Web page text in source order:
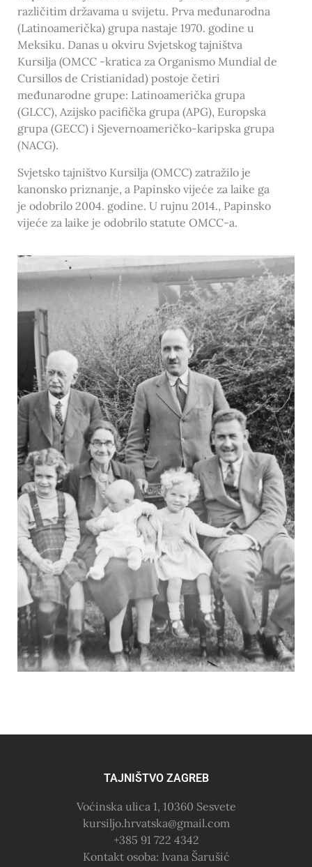
različitim državama u svijetu. Prva međunarodna
(Latinoamerička) grupa nastaje 1970. godine u
Meksiku. Danas u okviru Svjetskog tajništva
Kursilja (OMCC -kratica za Organismo Mundial de
Cursillos de Cristianidad) postoje četiri
međunarodne grupe: Latinoamerička grupa
(GLCC), Azijsko pacifička grupa (APG), Europska
grupa (GECC) i Sjevernoameričko-karipska grupa
(NACG).
Svjetsko tajništvo Kursilja (OMCC) zatražilo je
kanonsko priznanje, a Papinsko vijeće za laike ga
je odobrilo 2004. godine. U rujnu 2014., Papinsko
vijeće za laike je odobrilo statute OMCC-a.
TAJNIŠTVO ZAGREB
Voćinska ulica 1, 10360 Sesvete
kursiljo.hrvatska@gmail.com
+385 91 722 4342
Kontakt osoba: Ivana Šarušić